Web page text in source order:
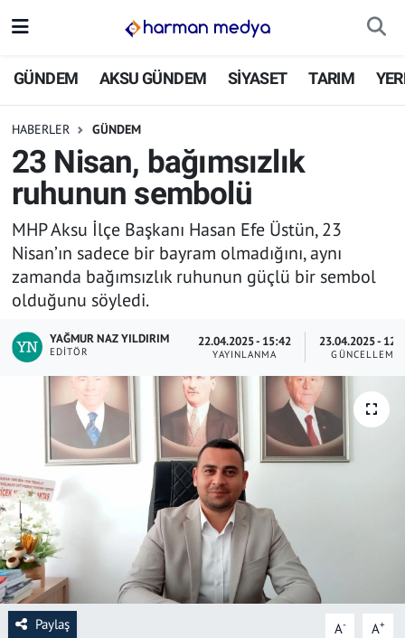
GÜNDEM AKSU GÜNDEM SİYASET TARIM
HABERLER GÜNDEM
23 Nisan, bağımsızlık
ruhunun sembolü
MHP Aksu İlçe Başkanı Hasan Efe Üstün, 23
Nisan’ın sadece bir bayram olmadığını, aynı
zamanda bağımsızlık ruhunun güçlü bir sembol
olduğunu söyledi.
YAĞMUR NAZ YILDIRIM
EDITÖR
22.04.2025 - 15:42
YAYINLANMA
23.04.2025 -
GÜNCELLEME
Paylaş A- A+
GÜNDEM
SİYASET
TARIM
YEREL YÖNETİMLER
EKONOMİ
ASAYİŞ
SPOR
SAĞLIK
YAŞAM
KÜLTÜR SANAT
EĞİTİM
İstanbul Nöbetçi Eczaneler
İstanbul Trafik Yoğunluk Haritası
Süper Lig Puan Durumu ve Fikstür
Tüm Manşetler
Son Dakika Haberleri
Haber Arşivi